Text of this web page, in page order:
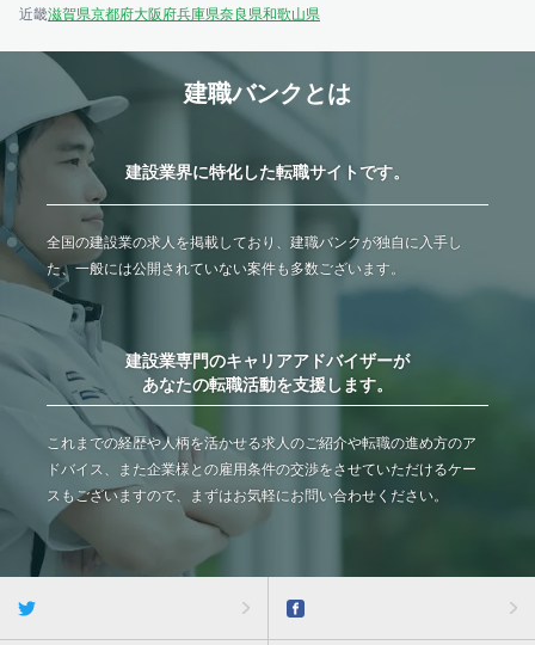
近畿滋賀県京都府大阪府兵庫県奈良県和歌山県
建職バンクとは
建設業界に特化した転職サイトです。
全国の建設業の求人を掲載しており、建職バンクが独自に入手し
た、一般には公開されていない案件も多数ございます。
建設業専門のキャリアアドバイザーが
あなたの転職活動を支援します。
これまでの経歴や人柄を活かせる求人のご紹介や転職の進め方のア
ドバイス、また企業様との雇用条件の交渉をさせていただけるケー
スもございますので、まずはお気軽にお問い合わせください。